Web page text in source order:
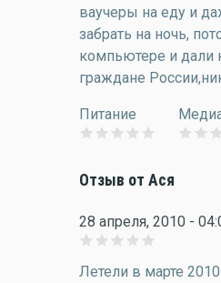
ваучеры на еду и
забрать на ночь,
компьютере и дали
граждане
Питание
Отзыв от Ася
28 апреля, 2010 -
Летели в марте